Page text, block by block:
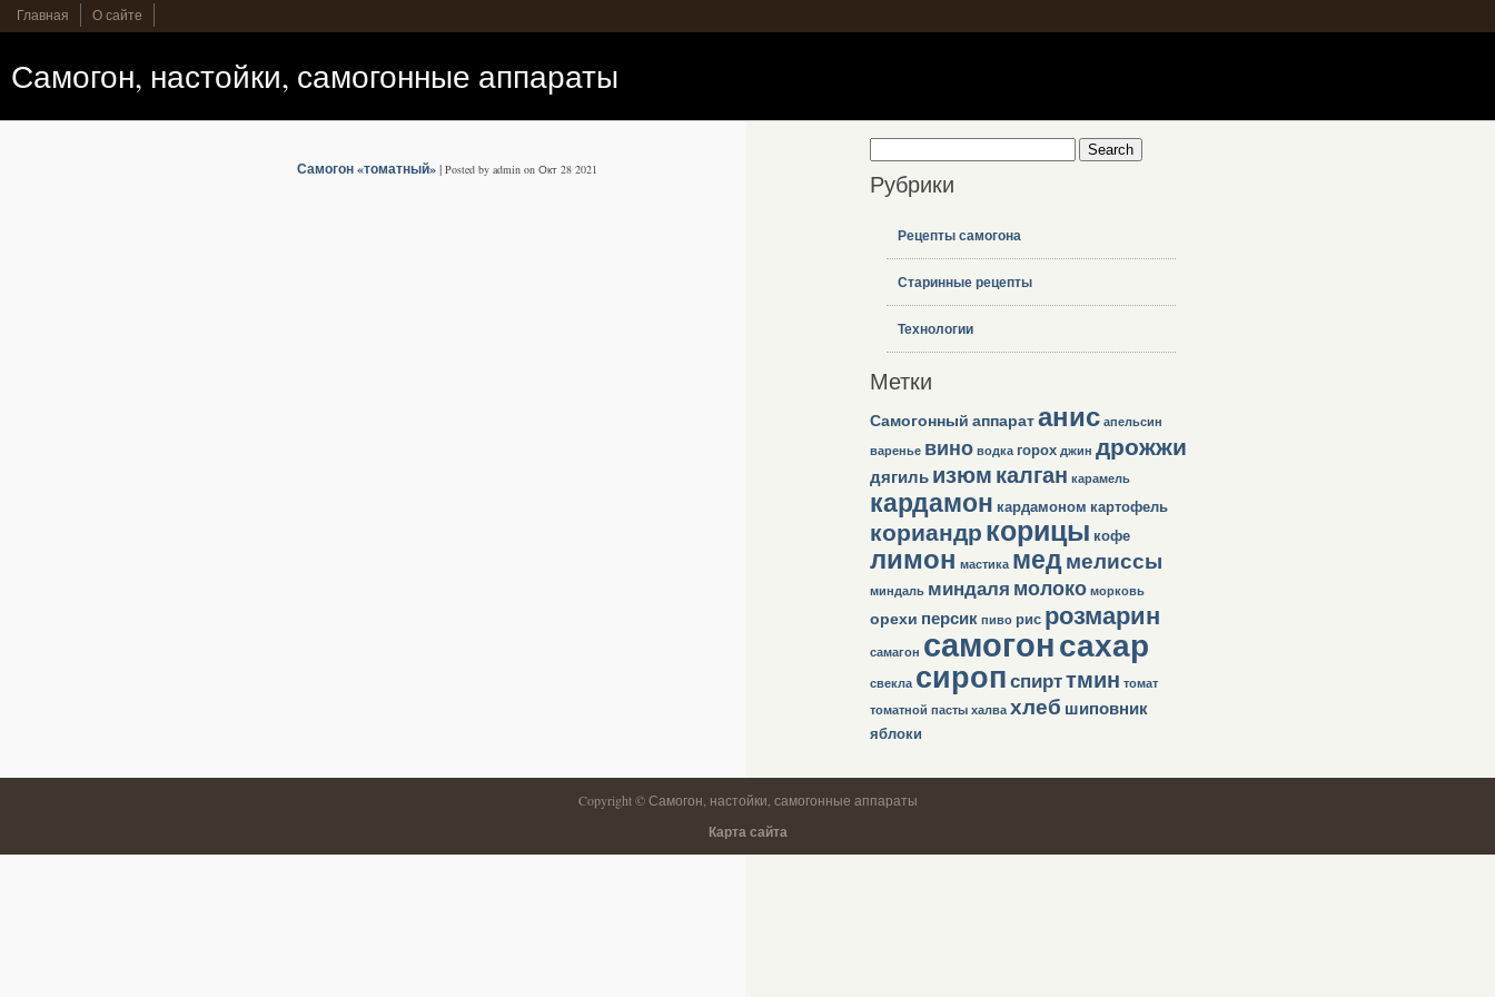
Главная О сайте
Самогон, настойки, самогонные аппараты
Самогон «томатный»| Posted by admin on Окт 28 2021 Рубрики
Рецепты самогона
Старинные рецепты
Технологии
Метки
Самогонный аппаратанисапельсин
варенье виноводка горохджин дрожжи
дягильизюмкалган карамель
кардамон кардамоном картофель
кориандркорицы кофе
лимон мастика медмелиссы
миндаль миндаля молокоморковь
орехи персикпиво рис розмарин
самагон самогонсахар
свекла сиропспирттмин томат
томатной пастыхалвахлеб шиповник
яблоки
Copyright © Самогон, настойки, самогонные аппараты
Карта сайта